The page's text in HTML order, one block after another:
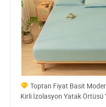
Toptan Fiyat Basit
Kirli İzolasyon Yatak Örtüsü